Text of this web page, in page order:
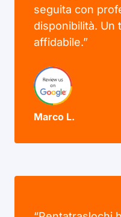
seguita con
disponibilità. Un
affidabile.”
Marco L.